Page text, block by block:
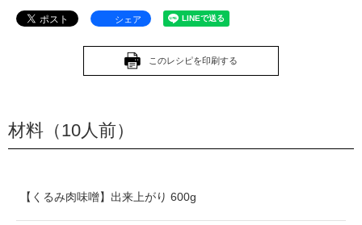
シェア
このレシピを印刷する
材料（10人前）
【くるみ肉味噌】出来上がり 600g